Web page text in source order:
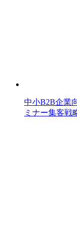
中小B2B企業
ミナー集客戦